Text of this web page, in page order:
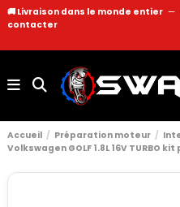
🚚 Livraison dans le monde entier —
contacter
Accueil Préparation moteur
Volkswagen GOLF 1.8L 16V TURBO